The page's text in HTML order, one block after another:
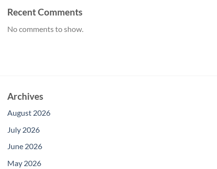
Recent Comments
No comments to show.
Archives
August 2026
July 2026
June 2026
May 2026